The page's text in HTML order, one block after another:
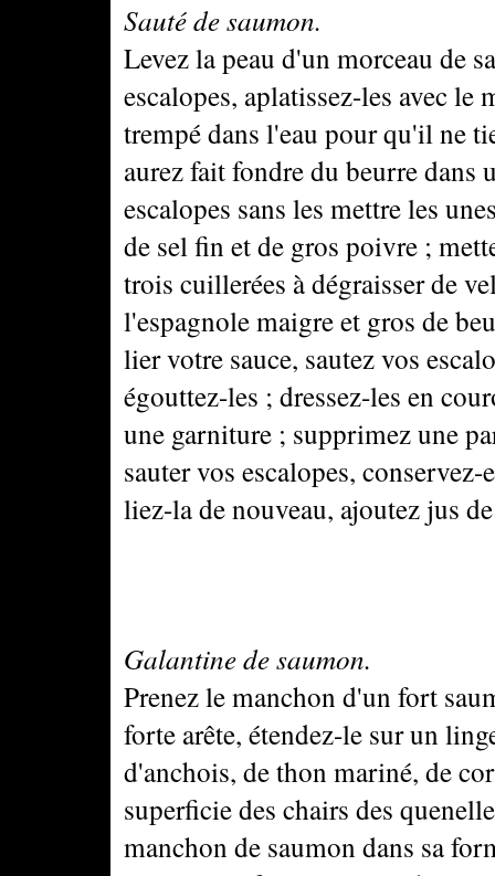
Sauté de saumon.
Levez la peau d'un morceau de
escalopes, aplatissez-les avec le
trempé dans l'eau pour qu'il ne
aurez fait fondre du beurre dans
escalopes sans les mettre les
de sel fin et de gros poivre ;
trois cuillerées à dégraisser de
l'espagnole maigre et gros de
lier votre sauce, sautez vos
égouttez-les ; dressez-les en
une garniture ; supprimez une
sauter vos escalopes,
liez-la de nouveau, ajoutez jus
Galantine de saumon.
Prenez le manchon d'un fort
forte arête, étendez-le sur un
d'anchois, de thon mariné, de
superficie des chairs des
manchon de saumon dans sa